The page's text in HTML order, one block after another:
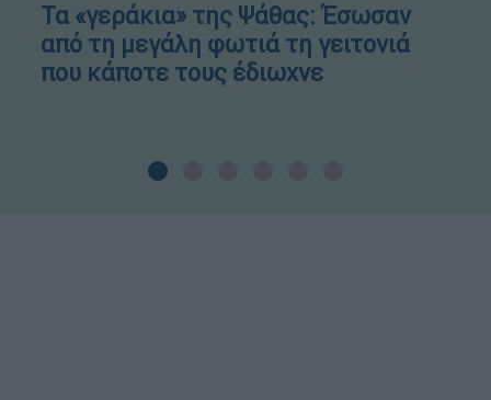
Τα «γεράκια» της Ψάθας: Έσωσαν
από τη μεγάλη φωτιά τη γειτονιά
που κάποτε τους έδιωχνε